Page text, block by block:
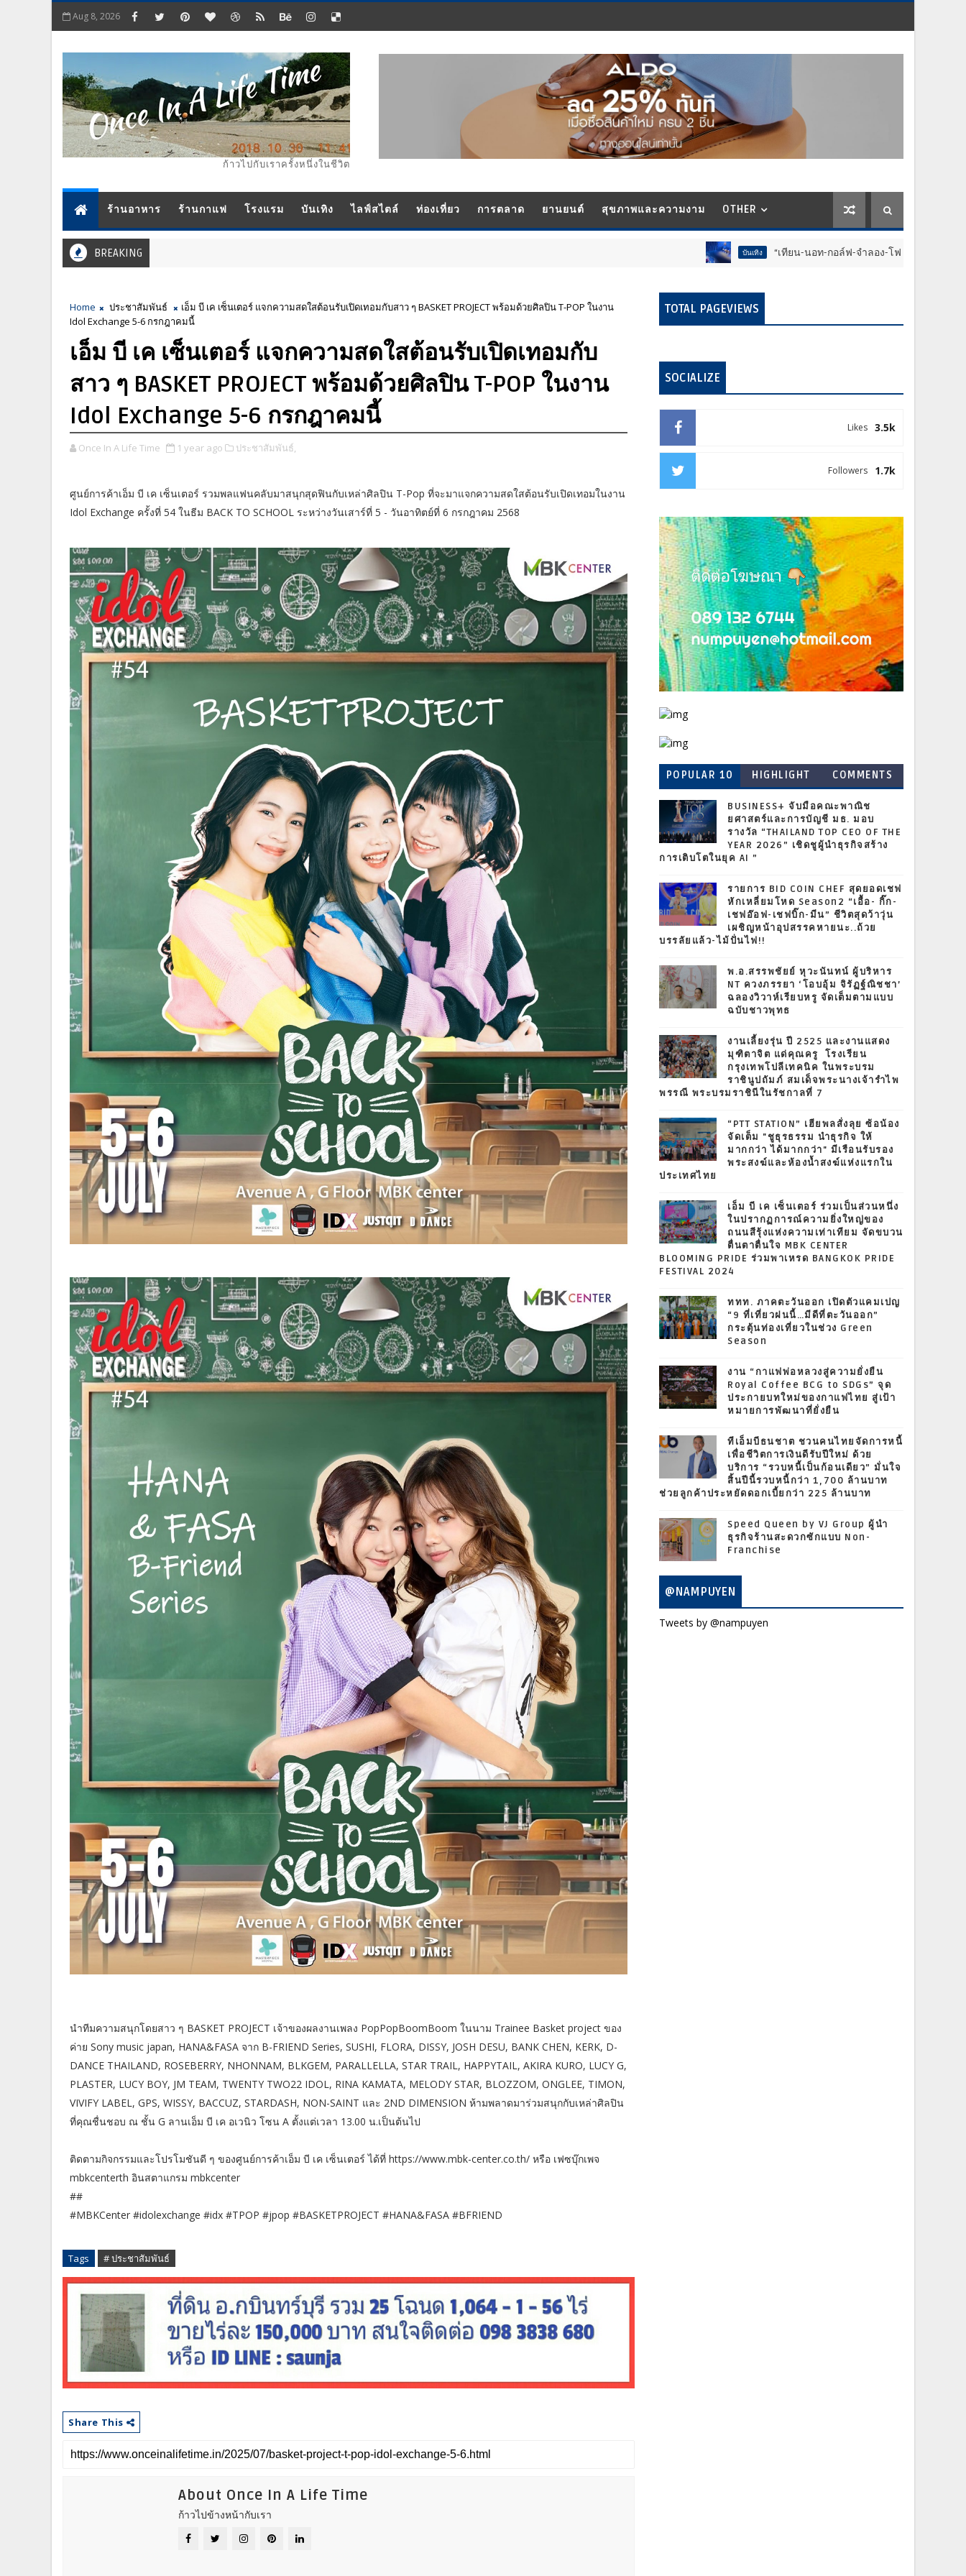
Aug 8, 2026
ก้าวไปกับเราครั้งหนึ่งในชีวิต
ร้านอาหาร ร้านกาแฟ โรงแรม บันเทิง ไลฟ์สไตล์ ท่องเที่ยว การตลาด ยานยนต์ สุขภาพและความงาม OTHER
BREAKING “เทียน-นอท-กอล์ฟ-จำลอง-โฟล์ค” ร้องจ๊าก!! อุปกรณ์ม่วนจ
Home ประชาสัมพันธ์
เอ็ม บี เค เซ็นเตอร์ แจกความสดใสต้อนรับเปิดเทอมกับสาว ๆ BASKET PROJECT พร้อมด้วยศิลปิน T-POP ในงาน
Idol Exchange 5-6 กรกฎาคมนี้
เอ็ม บี เค เซ็นเตอร์ แจกความสดใสต้อนรับเปิดเทอมกับ
สาว ๆ BASKET PROJECT พร้อมด้วยศิลปิน T-POP ในงาน
Idol Exchange 5-6 กรกฎาคมนี้
Once In A Life Time 1 year ago ประชาสัมพันธ์,
ศูนย์การค้าเอ็ม บี เค เซ็นเตอร์ รวมพลแฟนคลับมาสนุกสุดฟินกับเหล่าศิลปิน T-Pop ที่จะมาแจกความสดใสต้อนรับเปิดเทอมในงาน
Idol Exchange ครั้งที่ 54 ในธีม BACK TO SCHOOL ระหว่างวันเสาร์ที่ 5 - วันอาทิตย์ที่ 6 กรกฎาคม 2568
นำทีมความสนุกโดยสาว ๆ BASKET PROJECT เจ้าของผลงานเพลง PopPopBoomBoom ในนาม Trainee Basket project ของ
ค่าย Sony music japan, HANA&FASA จาก B-FRIEND Series, SUSHI, FLORA, DISSY, JOSH DESU, BANK CHEN, KERK, D-
DANCE THAILAND, ROSEBERRY, NHONNAM, BLKGEM, PARALLELLA, STAR TRAIL, HAPPYTAIL, AKIRA KURO, LUCY G,
PLASTER, LUCY BOY, JM TEAM, TWENTY TWO22 IDOL, RINA KAMATA, MELODY STAR, BLOZZOM, ONGLEE, TIMON,
VIVIFY LABEL, GPS, WISSY, BACCUZ, STARDASH, NON-SAINT และ 2ND DIMENSION ห้ามพลาดมาร่วมสนุกกับเหล่าศิลปิน
ที่คุณชื่นชอบ ณ ชั้น G ลานเอ็ม บี เค อเวนิว โซน A ตั้งแต่เวลา 13.00 น.เป็นต้นไป
ติดตามกิจกรรมและโปรโมชันดี ๆ ของศูนย์การค้าเอ็ม บี เค เซ็นเตอร์ ได้ที่ https://www.mbk-center.co.th/ หรือ เฟซบุ๊กเพจ
mbkcenterth อินสตาแกรม mbkcenter
##
#MBKCenter #idolexchange #idx #TPOP #jpop #BASKETPROJECT #HANA&FASA #BFRIEND
Tags # ประชาสัมพันธ์
Share This
About Once In A Life Time
ก้าวไปข้างหน้ากับเรา
TOTAL PAGEVIEWS
SOCIALIZE
3.5k
Likes
1.7k
Followers
POPULAR 10 HIGHLIGHT COMMENTS
BUSINESS+ จับมือคณะพาณิช
ยศาสตร์และการบัญชี มธ. มอบ
รางวัล “THAILAND TOP CEO OF THE
YEAR 2026” เชิดชูผู้นำธุรกิจสร้าง
การเติบโตในยุค AI ”
รายการ BID COIN CHEF สุดยอดเชฟ
หักเหลี่ยมโหด Season2 “เอื้อ- กิ๊ก-
เชฟอ๊อฟ-เชฟบิ๊ก-มีน” ชีวิตสุดว้าวุ่น
เผชิญหน้าอุปสรรคหายนะ..ถ้วย
บรรลัยแล้ว-ไม้ปั่นไฟ!!
พ.อ.สรรพชัยย์ หุวะนันทน์ ผู้บริหาร
NT ควงภรรยา ‘โอบอุ้ม จิรัฏฐ์ณิชชา’
ฉลองวิวาห์เรียบหรู จัดเต็มตามแบบ
ฉบับชาวพุทธ
งานเลี้ยงรุ่น ปี 2525 และงานแสดง
มุฑิตาจิต แด่คุณครู โรงเรียน
กรุงเทพโปลีเทคนิค ในพระบรม
ราชินูปถัมภ์ สมเด็จพระนางเจ้ารำไพ
พรรณี พระบรมราชินีในรัชกาลที่ 7
“PTT STATION” เฮียพลสั่งลุย ซ้อน้อง
จัดเต็ม "ชูธุรธรรม นำธุรกิจ ให้
มากกว่า ได้มากกว่า" มีเรือนรับรอง
พระสงฆ์และห้องน้ำสงฆ์แห่งแรกใน
ประเทศไทย
เอ็ม บี เค เซ็นเตอร์ ร่วมเป็นส่วนหนึ่ง
ในปรากฏการณ์ความยิ่งใหญ่ของ
ถนนสีรุ้งแห่งความเท่าเทียม จัดขบวน
ตื่นตาตื่นใจ MBK CENTER
BLOOMING PRIDE ร่วมพาเหรด BANGKOK PRIDE
FESTIVAL 2024
ททท. ภาคตะวันออก เปิดตัวแคมเปญ
“9 ที่เที่ยวฝนนี้…มีดีที่ตะวันออก”
กระตุ้นท่องเที่ยวในช่วง Green
Season
งาน “กาแฟพ่อหลวงสู่ความยั่งยืน
Royal Coffee BCG to SDGs” จุด
ประกายบทใหม่ของกาแฟไทย สู่เป้า
หมายการพัฒนาที่ยั่งยืน
ทีเอ็มบีธนชาต ชวนคนไทยจัดการหนี้
เพื่อชีวิตการเงินดีรับปีใหม่ ด้วย
บริการ “รวบหนี้เป็นก้อนเดียว” มั่นใจ
สิ้นปีนี้รวบหนี้กว่า 1,700 ล้านบาท
ช่วยลูกค้าประหยัดดอกเบี้ยกว่า 225 ล้านบาท
Speed Queen by VJ Group ผู้นำ
ธุรกิจร้านสะดวกซักแบบ Non-
Franchise
@NAMPUYEN
Tweets by @nampuyen